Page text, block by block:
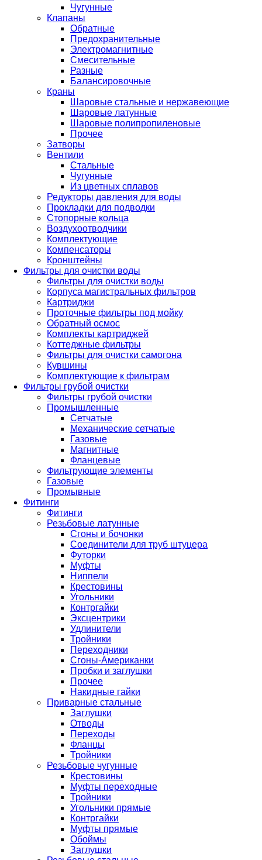
Чугунные
Клапаны
Обратные
Предохранительные
Электромагнитные
Смесительные
Разные
Балансировочные
Краны
Шаровые стальные и нержавеющие
Шаровые латунные
Шаровые полипропиленовые
Прочее
Затворы
Вентили
Стальные
Чугунные
Из цветных сплавов
Редукторы давления для воды
Прокладки для подводки
Стопорные кольца
Воздухоотводчики
Комплектующие
Компенсаторы
Кронштейны
Фильтры для очистки воды
Фильтры для очистки воды
Корпуса магистральных фильтров
Картриджи
Проточные фильтры под мойку
Обратный осмос
Комплекты картриджей
Коттеджные фильтры
Фильтры для очистки самогона
Кувшины
Комплектующие к фильтрам
Фильтры грубой очистки
Фильтры грубой очистки
Промышленные
Сетчатые
Механические сетчатые
Газовые
Магнитные
Фланцевые
Фильтрующие элементы
Газовые
Промывные
Фитинги
Фитинги
Резьбовые латунные
Сгоны и бочонки
Соединители для труб штуцера
Футорки
Муфты
Ниппели
Крестовины
Угольники
Контргайки
Эксцентрики
Удлинители
Тройники
Переходники
Сгоны-Американки
Пробки и заглушки
Прочее
Накидные гайки
Приварные стальные
Заглушки
Отводы
Переходы
Фланцы
Тройники
Резьбовые чугунные
Крестовины
Муфты переходные
Тройники
Угольники прямые
Контргайки
Муфты прямые
Обоймы
Заглушки